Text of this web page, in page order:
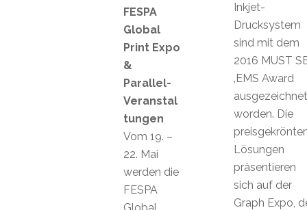
Inkjet-
Drucksystem
sind mit dem
2016 MUST
‚EMS Award
ausgezeichnet
worden. Die
Lösungen
präsentieren
sich auf der
Graph Expo,
FESPA
Global
Print Expo
&
Parallel-
Veranstal
tungen
Vom 19. –
22. Mai
werden die
FESPA
Global